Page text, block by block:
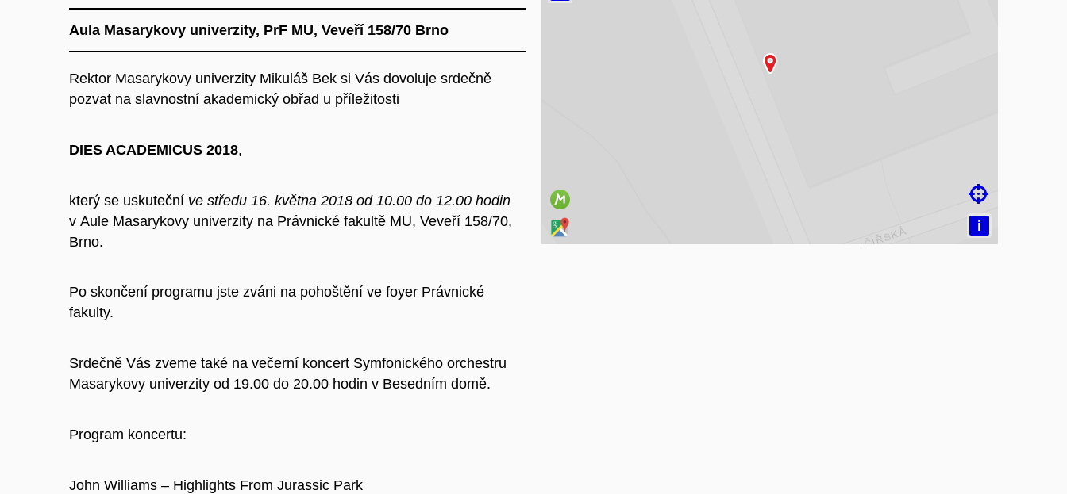
Aula Masarykovy univerzity, PrF MU, Veveří 158/70 Brno
Rektor Masarykovy univerzity Mikuláš Bek si Vás dovoluje srdečně
pozvat na slavnostní akademický obřad u příležitosti
DIES ACADEMICUS 2018,
který se uskuteční ve středu 16. května 2018 od 10.00 do 12.00 hodin
v Aule Masarykovy univerzity na Právnické fakultě MU, Veveří 158/70,
Brno.
Po skončení programu jste zváni na pohoštění ve foyer Právnické
fakulty.
Srdečně Vás zveme také na večerní koncert Symfonického orchestru
Masarykovy univerzity od 19.00 do 20.00 hodin v Besedním domě.
Program koncertu:
John Williams – Highlights From Jurassic Park
i
